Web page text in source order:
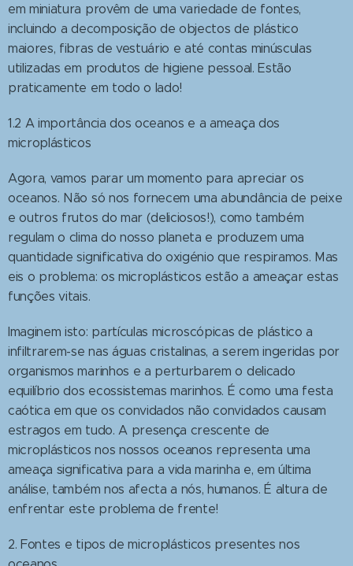
em miniatura provêm de uma variedade de fontes,
incluindo a decomposição de objectos de plástico
maiores, fibras de vestuário e até contas minúsculas
utilizadas em produtos de higiene pessoal. Estão
praticamente em todo o lado!
1.2 A importância dos oceanos e a ameaça dos
microplásticos
Agora, vamos parar um momento para apreciar os
oceanos. Não só nos fornecem uma abundância de peixe
e outros frutos do mar (deliciosos!), como também
regulam o clima do nosso planeta e produzem uma
quantidade significativa do oxigénio que respiramos. Mas
eis o problema: os microplásticos estão a ameaçar estas
funções vitais.
Imaginem isto: partículas microscópicas de plástico a
infiltrarem-se nas águas cristalinas, a serem ingeridas por
organismos marinhos e a perturbarem o delicado
equilíbrio dos ecossistemas marinhos. É como uma festa
caótica em que os convidados não convidados causam
estragos em tudo. A presença crescente de
microplásticos nos nossos oceanos representa uma
ameaça significativa para a vida marinha e, em última
análise, também nos afecta a nós, humanos. É altura de
enfrentar este problema de frente!
2. Fontes e tipos de microplásticos presentes nos